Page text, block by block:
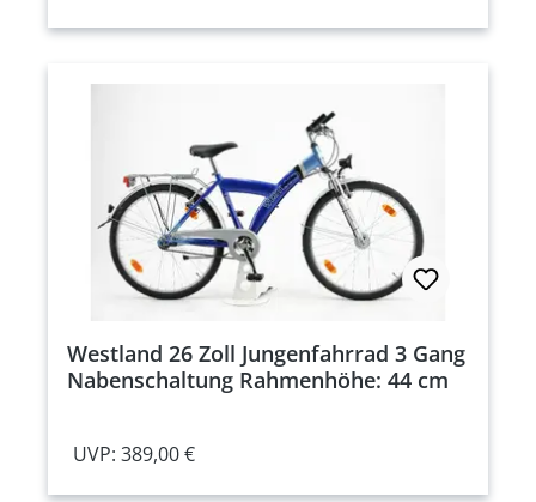
Westland 26 Zoll Jungenfahrrad 3 Gang
Nabenschaltung Rahmenhöhe: 44 cm
UVP: 389,00 €